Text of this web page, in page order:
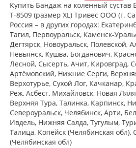
Купить Бандаж на коленный сустав
Т-8509 (размер XL) Тривес ООО (г.
Россия – в других городах:
Тагил, Первоуральск, Каменск-
Дегтярск, Новоуральск, Полевской,
Невьянск, Кушва, Богданович,
Лесной, Сысерть, Ачит, Кировград,
Артёмовский, Нижние Cерги,
Верхотурье, Сухой Лог, Качканар,
Реж, Асбест, Михайловск, Новая
Верхняя Тура, Талинка, Карпинск,
Североуральск, Челябинск, Арти,
Ивдель, Нижняя Салда, Тугулым,
Талица, Копейск (Челябинская обл),
(Челябинская обл)